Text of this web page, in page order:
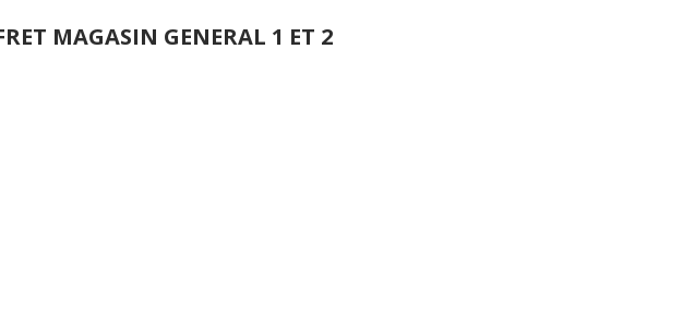
MAGASIN GENERAL 1 ET 2